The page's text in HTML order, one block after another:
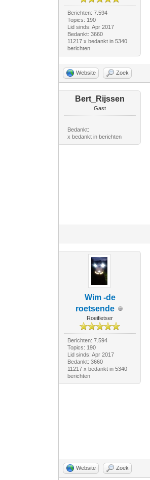
Berichten: 7.594
Topics: 190
Lid sinds: Apr 2017
Bedankt: 3660
11217 x bedankt in 5340
berichten
Website Zoek
Bert_Rijssen
Gast
Bedankt:
x bedankt in berichten
Wim -de
roetsende
Roeifietser
Berichten: 7.594
Topics: 190
Lid sinds: Apr 2017
Bedankt: 3660
11217 x bedankt in 5340
berichten
Website Zoek